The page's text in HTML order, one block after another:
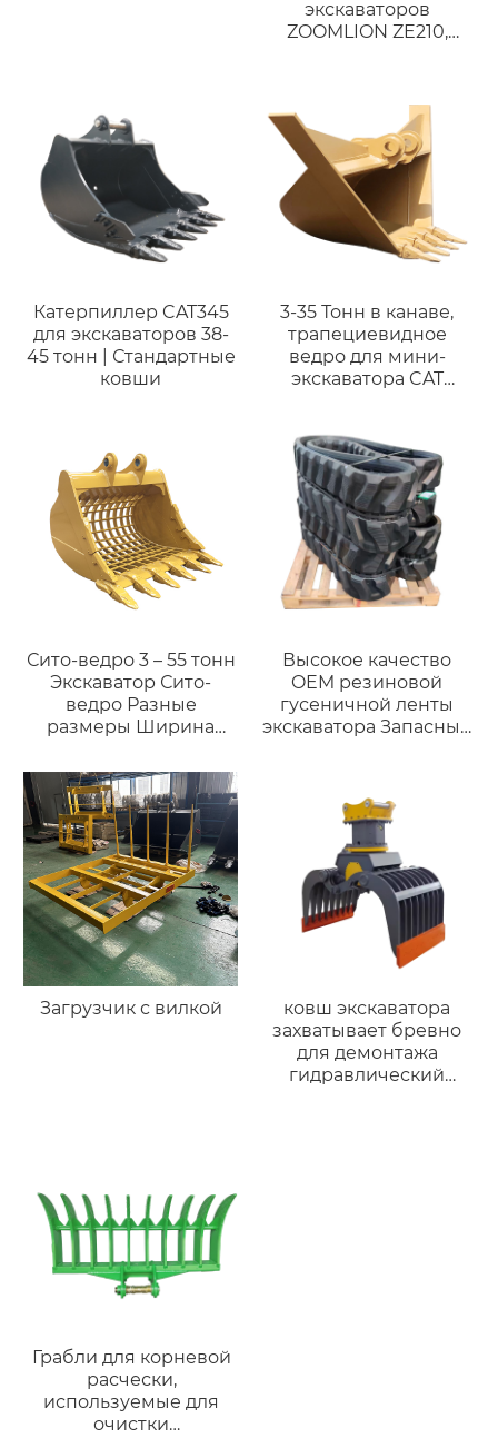
экскаваторов
ZOOMLION ZE210,
Индивидуальное
изготовление
Катерпиллер CAT345
для экскаваторов 38-
45 тонн | Стандартные
ковши
3-35 Тонн в канаве,
трапециевидное
ведро для мини-
экскаватора CAT
Сито-ведро 3 – 55 тонн
Экскаватор Сито-
ведро Разные
размеры Ширина
экскаватора
Высокое качество
OEM резиновой
гусеничной ленты
экскаватора Запасные
200 мм для
гусеничных
погрузчиков
запасные части
прямые продажи с
завода
Загрузчик с вилкой
ковш экскаватора
захватывает бревно
для демонтажа
гидравлический
Грабли для корневой
расчески,
используемые для
очистки